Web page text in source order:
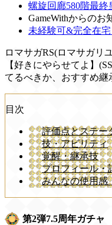
螺旋回廊580階最
GameWithからのお
未経験可&完全在
ロマサガRS(ロマサガリ
【好きにやらせてよ】
てるべきか、おすすめ継
目次
評価点とステー
技・アビリティ
覚醒・継承技
プロフィール・
みんなの使用感
第2弾7.5周年ガチャ